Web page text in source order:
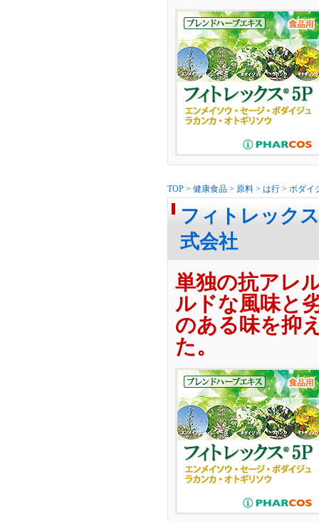
TOP > 健康食品 > 原料 > は行 > ボダイ
フィトレック
式会社
単独の抗アレ
ルドな風味と
のある味を抑
た。